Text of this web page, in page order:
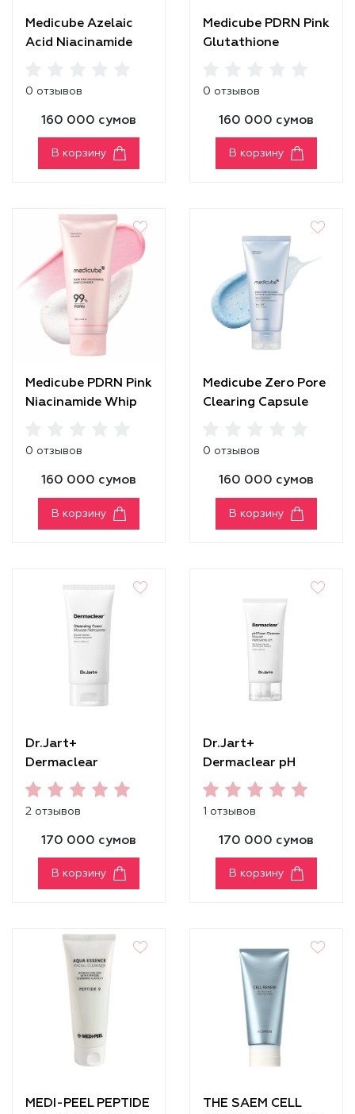
Medicube Azelaic
Acid Niacinamide
0 отзывов
160 000 сумов
В корзину
Medicube PDRN Pink
Glutathione
0 отзывов
160 000 сумов
В корзину
Medicube PDRN Pink
Niacinamide Whip
0 отзывов
160 000 сумов
В корзину
Medicube Zero Pore
Clearing Capsule
0 отзывов
160 000 сумов
В корзину
Dr.Jart+
Dermaclear
Cleansing Foam
2 отзывов
170 000 сумов
В корзину
Dr.Jart+
Dermaclear pH
Foam Cleanser
1 отзывов
170 000 сумов
В корзину
MEDI-PEEL PEPTIDE
THE SAEM CELL